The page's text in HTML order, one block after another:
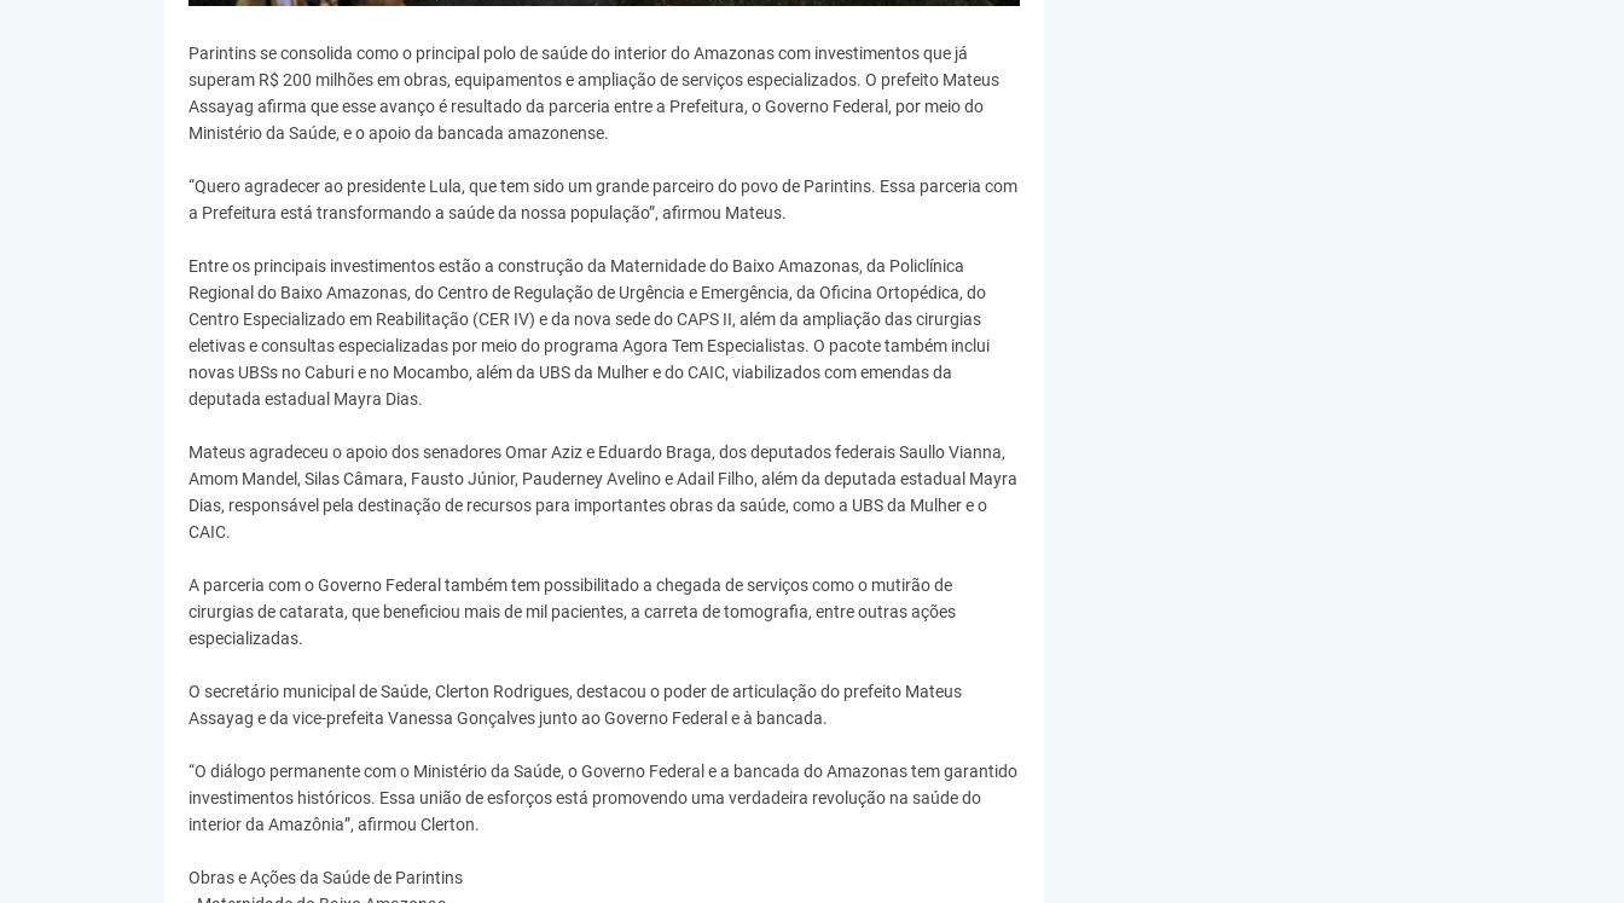
Parintins se consolida como o principal polo de saúde do interior do Amazonas com investimentos que já
superam R$ 200 milhões em obras, equipamentos e ampliação de serviços especializados. O prefeito Mateus
Assayag afirma que esse avanço é resultado da parceria entre a Prefeitura, o Governo Federal, por meio do
Ministério da Saúde, e o apoio da bancada amazonense.
“Quero agradecer ao presidente Lula, que tem sido um grande parceiro do povo de Parintins. Essa parceria com
a Prefeitura está transformando a saúde da nossa população”, afirmou Mateus.
Entre os principais investimentos estão a construção da Maternidade do Baixo Amazonas, da Policlínica
Regional do Baixo Amazonas, do Centro de Regulação de Urgência e Emergência, da Oficina Ortopédica, do
Centro Especializado em Reabilitação (CER IV) e da nova sede do CAPS II, além da ampliação das cirurgias
eletivas e consultas especializadas por meio do programa Agora Tem Especialistas. O pacote também inclui
novas UBSs no Caburi e no Mocambo, além da UBS da Mulher e do CAIC, viabilizados com emendas da
deputada estadual Mayra Dias.
Mateus agradeceu o apoio dos senadores Omar Aziz e Eduardo Braga, dos deputados federais Saullo Vianna,
Amom Mandel, Silas Câmara, Fausto Júnior, Pauderney Avelino e Adail Filho, além da deputada estadual Mayra
Dias, responsável pela destinação de recursos para importantes obras da saúde, como a UBS da Mulher e o
CAIC.
A parceria com o Governo Federal também tem possibilitado a chegada de serviços como o mutirão de
cirurgias de catarata, que beneficiou mais de mil pacientes, a carreta de tomografia, entre outras ações
especializadas.
O secretário municipal de Saúde, Clerton Rodrigues, destacou o poder de articulação do prefeito Mateus
Assayag e da vice-prefeita Vanessa Gonçalves junto ao Governo Federal e à bancada.
“O diálogo permanente com o Ministério da Saúde, o Governo Federal e a bancada do Amazonas tem garantido
investimentos históricos. Essa união de esforços está promovendo uma verdadeira revolução na saúde do
interior da Amazônia”, afirmou Clerton.
Obras e Ações da Saúde de Parintins